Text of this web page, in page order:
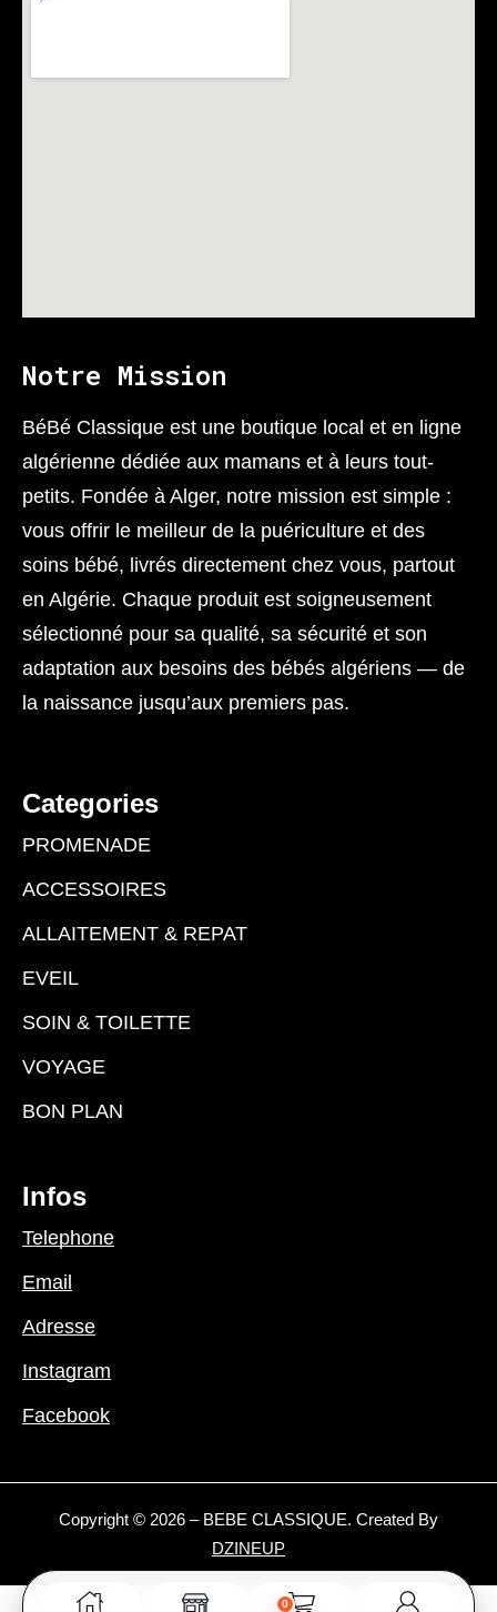
0
Notre Mission
BéBé Classique est une boutique local et en ligne
algérienne dédiée aux mamans et à leurs tout-
petits. Fondée à Alger, notre mission est simple :
vous offrir le meilleur de la puériculture et des
soins bébé, livrés directement chez vous, partout
en Algérie. Chaque produit est soigneusement
sélectionné pour sa qualité, sa sécurité et son
adaptation aux besoins des bébés algériens — de
la naissance jusqu’aux premiers pas.
Categories
PROMENADE
ACCESSOIRES
ALLAITEMENT & REPAT
EVEIL
SOIN & TOILETTE
VOYAGE
BON PLAN
Infos
Telephone
Email
Adresse
Instagram
Facebook
Copyright © 2026 – BEBE CLASSIQUE. Created By
DZINEUP